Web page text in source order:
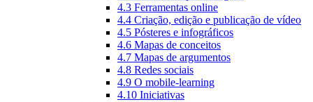
4.3 Ferramentas online
4.4 Criação, edição e publicação de vídeo
4.5 Pósteres e infográficos
4.6 Mapas de conceitos
4.7 Mapas de argumentos
4.8 Redes sociais
4.9 O mobile-learning
4.10 Iniciativas